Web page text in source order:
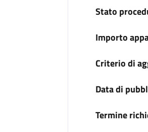
Stato
Importo
Criterio di
Data di
Termine